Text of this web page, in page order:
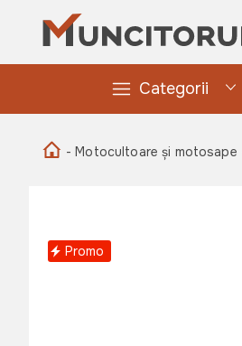
Categorii
- Motocultoare și motosape
Promo